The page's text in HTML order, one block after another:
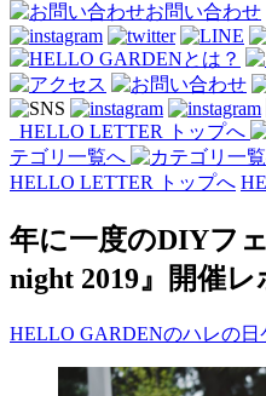
お問い合わせ
HELLO LETTER トップへ
テゴリ一覧へ
HELLO LETTER トップへ
年に一度のDIYフ
night 2019』開催レ
HELLO GARDENのハレの日